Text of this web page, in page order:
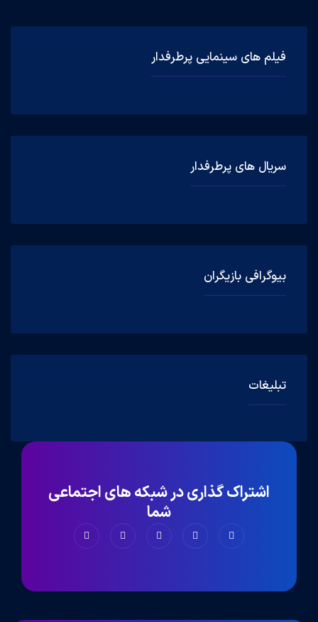
فیلم های سینمایی پرطرفدار
سریال های پرطرفدار
بیوگرافی بازیگران
تبلیغات
اشتراک گذاری در شبکه های اجتماعی
شما